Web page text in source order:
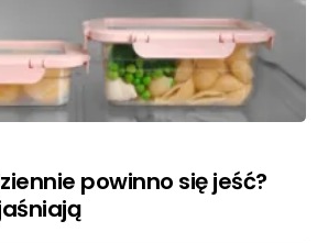
powinno się jeść?